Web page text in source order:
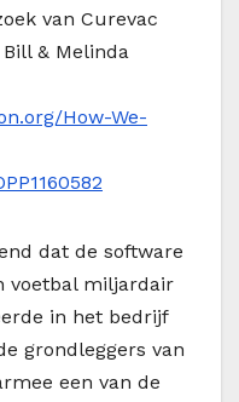
van Curevac
& Melinda
How-We-
dat de software
voetbal miljardair
in het bedrijf
grondleggers van
een van de